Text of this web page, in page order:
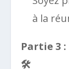
à la
Partie 3
🛠️